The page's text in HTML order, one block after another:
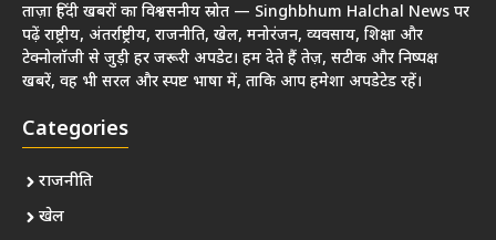
ताज़ा हिंदी खबरों का विश्वसनीय स्रोत — Singhbhum Halchal News पर
पढ़ें राष्ट्रीय, अंतर्राष्ट्रीय, राजनीति, खेल, मनोरंजन, व्यवसाय, शिक्षा और
टेक्नोलॉजी से जुड़ी हर जरूरी अपडेट। हम देते हैं तेज़, सटीक और निष्पक्ष
खबरें, वह भी सरल और स्पष्ट भाषा में, ताकि आप हमेशा अपडेटेड रहें।
Categories
राजनीति
खेल